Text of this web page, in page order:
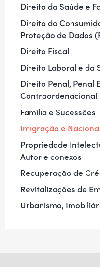
Direito da Saúde e
Direito do
Proteção de Dados
Direito Fiscal
Direito Laboral e da
Direito Penal, Penal
Contraordenacional
Família e Sucessões
Imigração e
Propriedade
Autor e conexos
Recuperação de
Revitalizações de
Urbanismo,